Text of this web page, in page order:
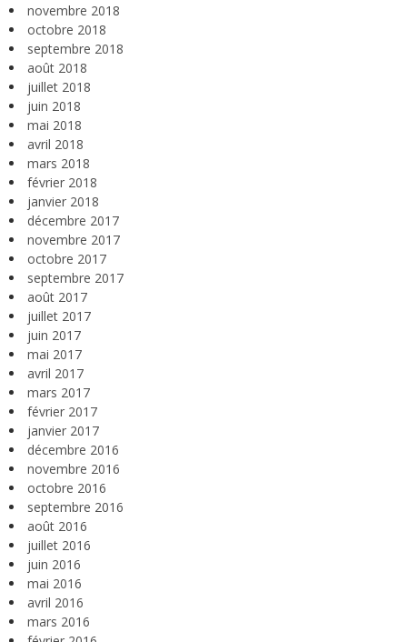
novembre 2018
octobre 2018
septembre 2018
août 2018
juillet 2018
juin 2018
mai 2018
avril 2018
mars 2018
février 2018
janvier 2018
décembre 2017
novembre 2017
octobre 2017
septembre 2017
août 2017
juillet 2017
juin 2017
mai 2017
avril 2017
mars 2017
février 2017
janvier 2017
décembre 2016
novembre 2016
octobre 2016
septembre 2016
août 2016
juillet 2016
juin 2016
mai 2016
avril 2016
mars 2016